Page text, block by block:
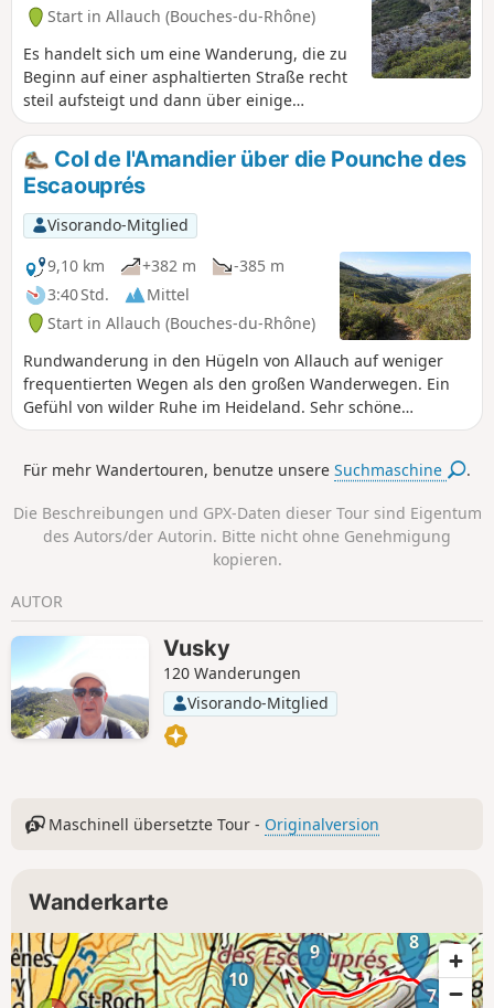
Start in Allauch (Bouches-du-Rhône)
Es handelt sich um eine Wanderung, die zu
Beginn auf einer asphaltierten Straße recht
steil aufsteigt und dann über einige
Kilometer hinweg ziemlich steil weiterführt.
Anschließend folgt ein sanfter Abstieg mit
einigen etwas komplizierten, aber nicht allzu
schwierigen Passagen über Felsen. Der Weg
führt über angenehme Hochebenen mit
sehr freiem Blick auf das Vallon des
Amandiers und die Sainte-Baume, mit
Marseille im Hintergrund.
Col de l'Amandier über die Pounche des
Escaouprés
Visorando-Mitglied
9,10 km
+382 m
-385 m
3:40 Std.
Mittel
Start in Allauch (Bouches-du-Rhône)
Rundwanderung in den Hügeln von Allauch auf weniger
frequentierten Wegen als den großen Wanderwegen. Ein
Gefühl von wilder Ruhe im Heideland. Sehr schöne
Ausblicke auf Marseille und die Chaîne de l'Étoile,
für Löschflüge der Zivilschutzflugzeuge.
Für mehr Wandertouren, benutze unsereSuchmaschine .
Die Beschreibungen und GPX-Daten dieser Tour sind Eigentum
des Autors/der Autorin. Bitte nicht ohne Genehmigung
kopieren.
AUTOR
Vusky
120 Wanderungen
Visorando-Mitglied
Maschinell übersetzte Tour - Originalversion
Wanderkarte
7
8
9
10